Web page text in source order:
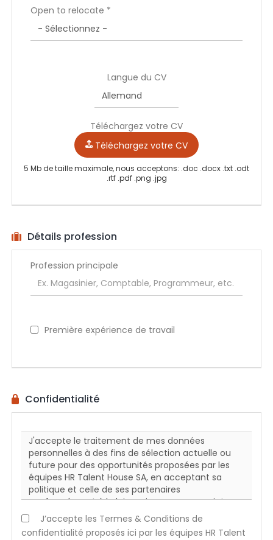
Adresse de résidence
Open to relocate *
Langue du CV
Téléchargez votre CV
Téléchargez votre CV
5 Mb de taille maximale, nous acceptons: .doc .docx .txt .odt
.rtf .pdf .png .jpg
Détails profession
Profession principale
Première expérience de travail
Confidentialité
J’accepte les Termes & Conditions de
confidentialité proposés ici par les équipes HR Talent